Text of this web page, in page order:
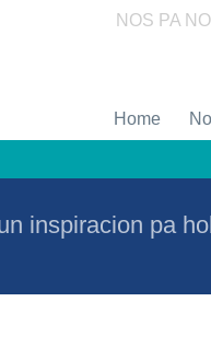
NOS PA
Home
inspiracion pa